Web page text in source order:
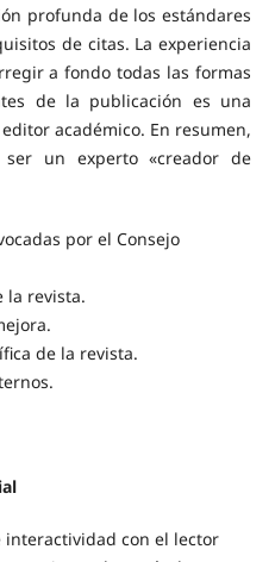
profunda de los estándares
de citas. La experiencia
a fondo todas las formas
de la publicación es una
académico. En resumen,
un experto «creador de
por el Consejo
la revista.
de la revista.
con el lector